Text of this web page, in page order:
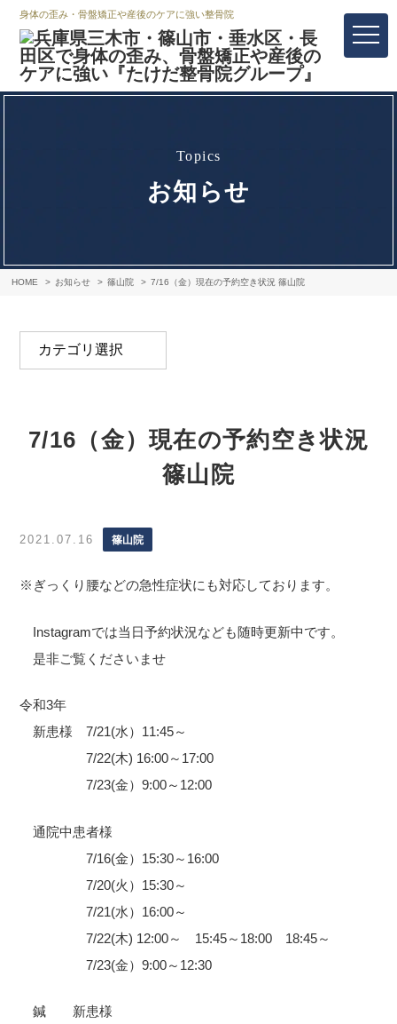
身体の歪み・骨盤矯正や産後のケアに強い整骨院
topics
お知らせ
HOME お知らせ 篠山院 7/16（金）現在の予約空き状況 篠山院
7/16（金）現在の予約空き状況
篠山院
2021.07.16 篠山院
※ぎっくり腰などの急性症状にも対応しております。
Instagramでは当日予約状況なども随時更新中です。
是非ご覧くださいませ
令和3年
新患様 7/21(水）11:45～
7/22(木) 16:00～17:00
7/23(金）9:00～12:00
通院中患者様
7/16(金）15:30～16:00
7/20(火）15:30～
7/21(水）16:00～
7/22(木) 12:00～ 15:45～18:00 18:45～
7/23(金）9:00～12:30
鍼 新患様